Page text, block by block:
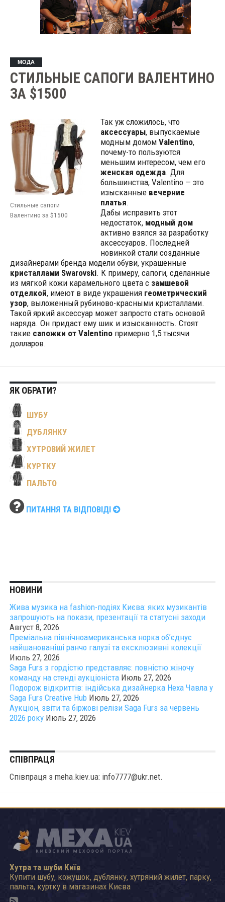
МОДА
СТИЛЬНЫЕ САПОГИ ВАЛЕНТИНО
ЗА $1500
Стильные сапоги
Валентино за $1500
Так уж сложилось, что
аксессуары, выпускаемые
модным домом Valentino,
почему-то пользуются
меньшим интересом, чем его
женская одежда. Для
большинства, Valentino — это
изысканные вечерние
платья.
Дабы исправить этот
недостаток, модный дом
активно взялся за разработку
аксессуаров. Последней
новинкой стали созданные
дизайнерами бренда модели обуви, украшенные
кристаллами Swarovski. К примеру, сапоги, сделанные
из мягкой кожи карамельного цвета с замшевой
отделкой, имеют в виде украшения геометрический
узор, выложенный рубиново-красными кристаллами.
Такой яркий аксессуар может запросто стать основой
наряда. Он придаст ему шик и изысканность. Стоят
такие сапожки от Valentinoпримерно 1,5 тысячи
долларов.
ЯК ОБРАТИ?
ШУБУ
ДУБЛЯНКУ
ХУТРОВИЙ ЖИЛЕТ
КУРТКУ
ПАЛЬТО
ПИТАННЯ ТА ВІДПОВІДІ
НОВИНИ
Жива музика на fashion-подіях Києва: яких музикантів
запрошують на покази, презентації та статусні заходи
Август 8, 2026
Преміальна північноамериканська норка об’єднує
найшанованіші ранчо галузі та ексклюзивні колекції
Июль 27, 2026
Saga Furs з гордістю представляє: повністю жіночу
команду на стенді аукціоніста Июль 27, 2026
Подорож відкриттів: індійська дизайнерка Неха Чавла у
Saga Furs Creative Hub Июль 27, 2026
Аукціон, звіти та біржові релізи Saga Furs за червень
2026 року Июль 27, 2026
СПІВПРАЦЯ
Співпраця з meha.kiev.ua: info7777@ukr.net.
Хутра та шуби Київ
Купити шубу, кожушок, дублянку, хутряний жилет, парку,
пальта, куртку в магазинах Києва